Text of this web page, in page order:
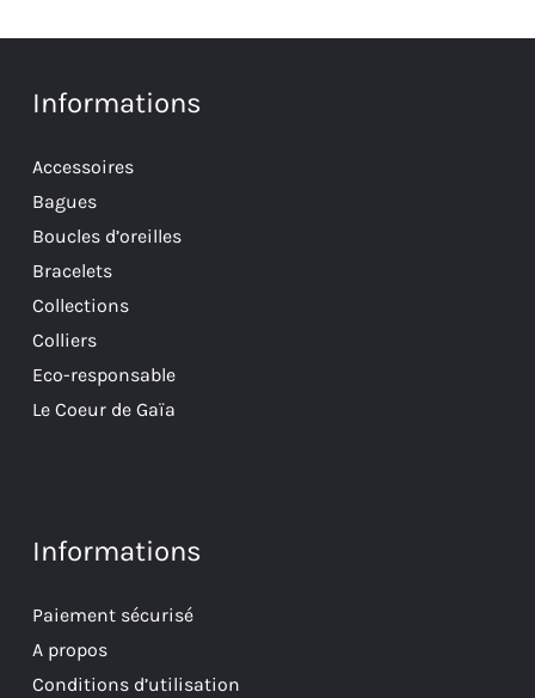
Informations
Accessoires
Bagues
Boucles d’oreilles
Bracelets
Collections
Colliers
Eco-responsable
Le Coeur de Gaïa
Informations
Paiement sécurisé
A propos
Conditions d’utilisation